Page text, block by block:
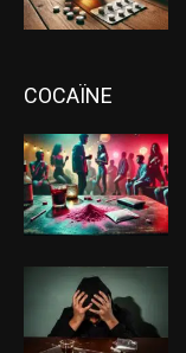
COCAÏNE